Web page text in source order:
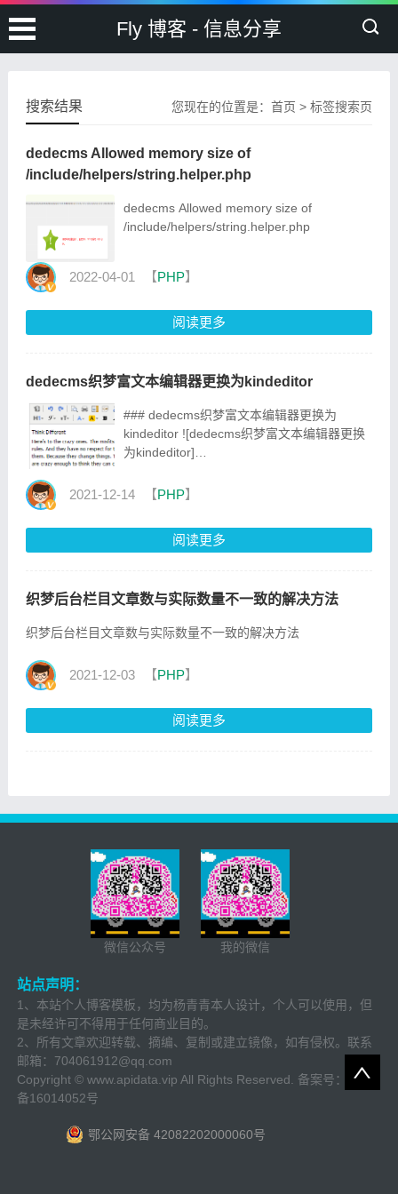
Fly 博客 - 信息分享
您现在的位置是：首页 >标签搜索页
搜索结果
dedecms Allowed memory size of
/include/helpers/string.helper.php
dedecms Allowed memory size of
/include/helpers/string.helper.php
2022-04-01 【PHP】
阅读更多
dedecms织梦富文本编辑器更换为kindeditor
### dedecms织梦富文本编辑器更换为
kindeditor ![dedecms织梦富文本编辑器更换
为kindeditor]
12-14/163944905718835210.png) > 1、下
[kindeditor下载地址]
(http://image.apidata.vip/blog/soft/kindeditor-
2021-12-14 【PHP】
阅读更多
织梦后台栏目文章数与实际数量不一致的解决方法
织梦后台栏目文章数与实际数量不一致的解决方法
2021-12-03 【PHP】
阅读更多
微信公众号 我的微信
站点声明：
1、本站个人博客模板，均为杨青青本人设计，个人可以使用，但
是未经许可不得用于任何商业目的。
2、所有文章欢迎转载、摘编、复制或建立镜像，如有侵权。联系
邮箱： 704061912@qq.com
Copyright © www.apidata.vip All Rights Reserved. 备案号：
鄂ICP
备16014052号
鄂公网安备 42082202000060号